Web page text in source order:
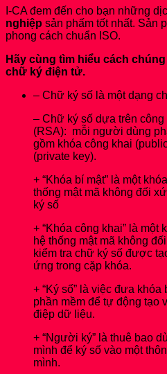
I-CA đem đến cho bạn những
nghiệp sản phấm tốt nhất. Sản
phong cách chuẩn ISO.
Hãy cùng tìm hiểu cách
chữ ký điện tử.
– Chữ ký số là một dạng
– Chữ ký số dựa trên
(RSA): mỗi người dùng
gồm khóa công khai
(private key).
+ “Khóa bí mật” là một
thống mật mã không đối
ký số
+ “Khóa công khai” là một
hệ thống mật mã không
kiểm tra chữ ký số được
ứng trong cặp khóa.
+ “Ký số” là việc đưa
phần mềm để tự động tạo
điệp dữ liệu.
+ “Người ký” là thuê bao
mình để ký số vào một
mình.